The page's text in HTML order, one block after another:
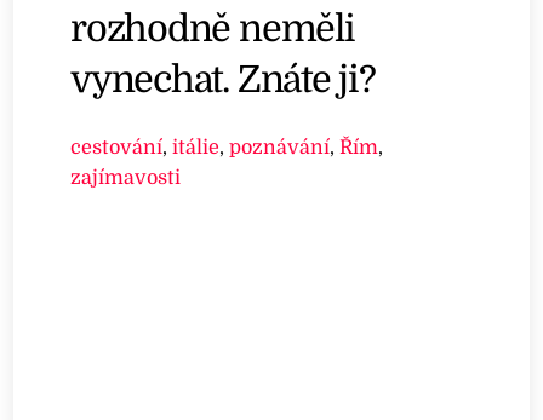
rozhodně neměli
vynechat. Znáte ji?
cestování,itálie,poznávání,Řím,
zajímavosti